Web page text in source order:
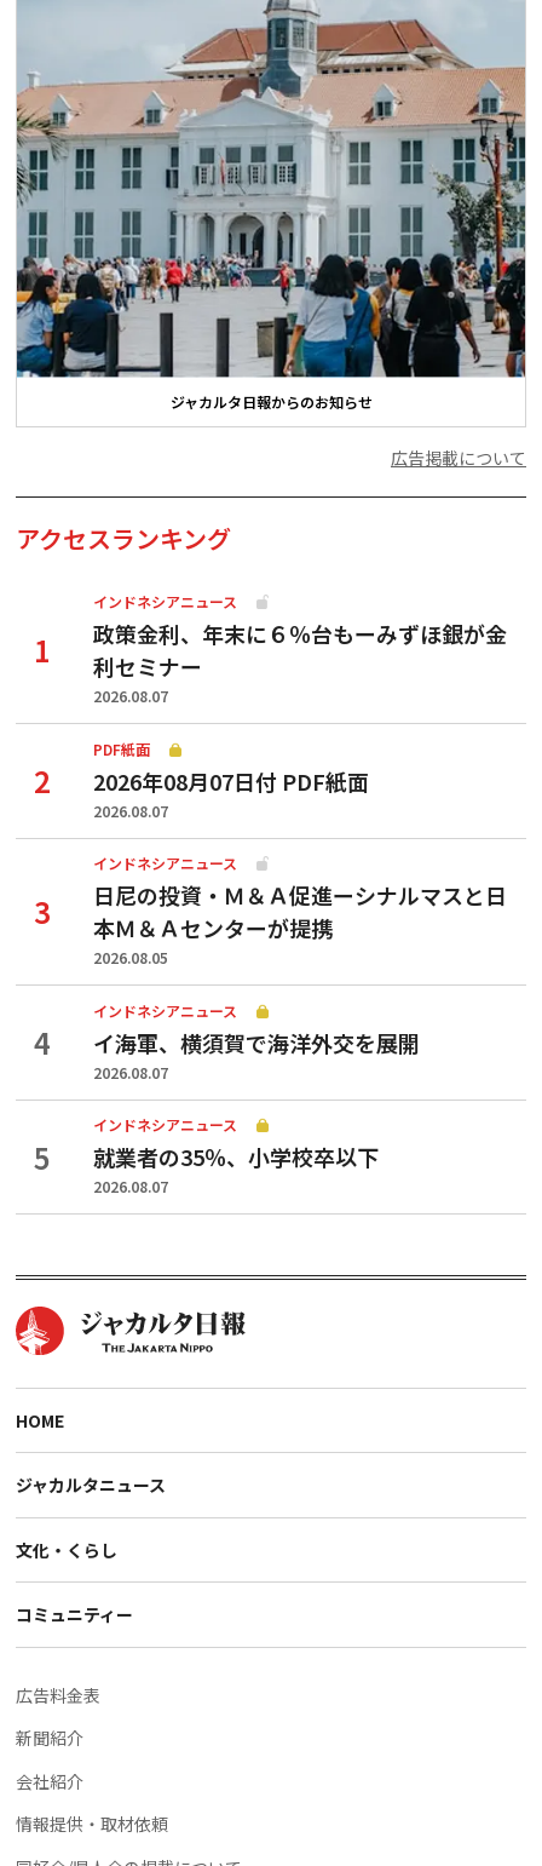
ジャカルタ日報からのお知らせ
広告掲載について
アクセスランキング
インドネシアニュース
政策金利、年末に６％台もーみずほ銀が金
利セミナー
2026.08.07
PDF紙面
2026年08月07日付 PDF紙面
2026.08.07
インドネシアニュース
日尼の投資・Ｍ＆Ａ促進ーシナルマスと日
本Ｍ＆Ａセンターが提携
2026.08.05
インドネシアニュース
イ海軍、横須賀で海洋外交を展開
2026.08.07
インドネシアニュース
就業者の35％、小学校卒以下
2026.08.07
HOME
ジャカルタニュース
文化・くらし
コミュニティー
広告料金表
新聞紹介
会社紹介
情報提供・取材依頼